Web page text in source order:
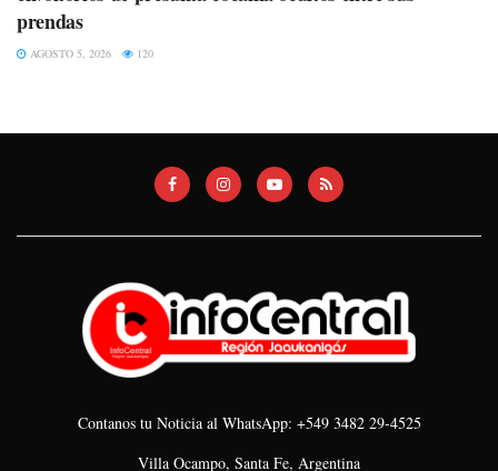
prendas
AGOSTO 5, 2026 120
Contanos tu Noticia al WhatsApp: +549 3482 29-4525
Villa Ocampo, Santa Fe, Argentina